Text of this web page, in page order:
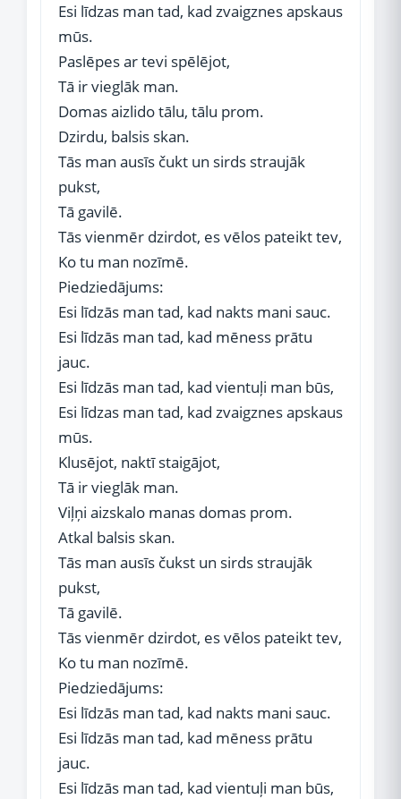
Esi līdzas man tad, kad zvaigznes apskaus
mūs.
Paslēpes ar tevi spēlējot,
Tā ir vieglāk man.
Domas aizlido tālu, tālu prom.
Dzirdu, balsis skan.
Tās man ausīs čukt un sirds straujāk
pukst,
Tā gavilē.
Tās vienmēr dzirdot, es vēlos pateikt tev,
Ko tu man nozīmē.
Piedziedājums:
Esi līdzās man tad, kad nakts mani sauc.
Esi līdzās man tad, kad mēness prātu
jauc.
Esi līdzās man tad, kad vientuļi man būs,
Esi līdzas man tad, kad zvaigznes apskaus
mūs.
Klusējot, naktī staigājot,
Tā ir vieglāk man.
Viļņi aizskalo manas domas prom.
Atkal balsis skan.
Tās man ausīs čukst un sirds straujāk
pukst,
Tā gavilē.
Tās vienmēr dzirdot, es vēlos pateikt tev,
Ko tu man nozīmē.
Piedziedājums:
Esi līdzās man tad, kad nakts mani sauc.
Esi līdzās man tad, kad mēness prātu
jauc.
Esi līdzās man tad, kad vientuļi man būs,